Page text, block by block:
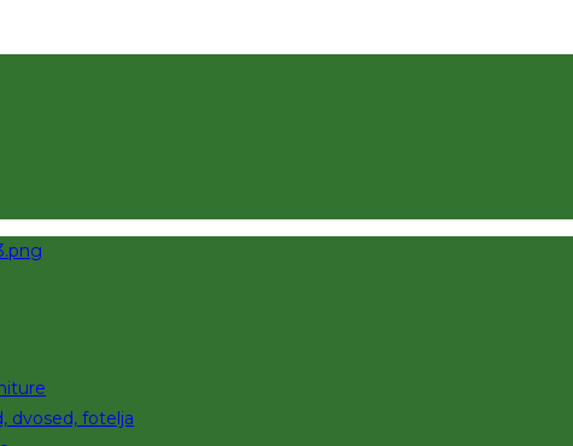
dvosed, fotelja